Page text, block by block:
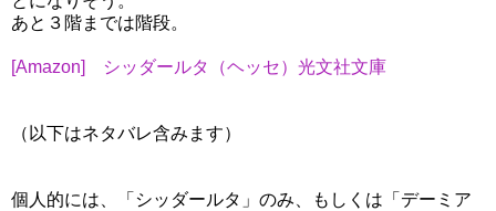
あと３階までは階段。
[Amazon] シッダールタ（ヘッセ）光文社文庫
（以下はネタバレ含みます）
個人的には、「シッダールタ」のみ、もしくは「デーミア